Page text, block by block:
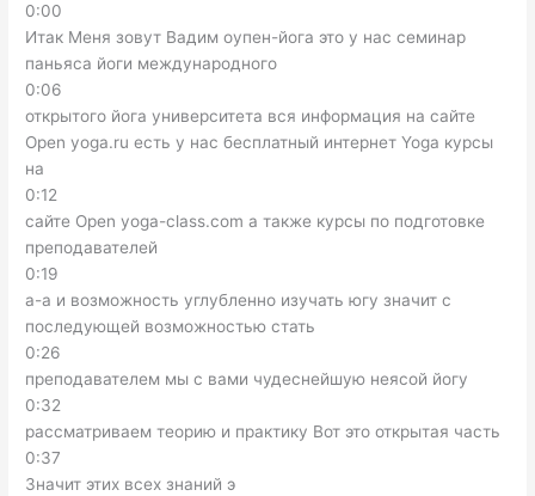
0:00
Итак Меня зовут Вадим оупен-йога это у нас семинар
паньяса йоги международного
0:06
открытого йога университета вся информация на сайте
Open yoga.ru есть у нас бесплатный интернет Yoga курсы
на
0:12
сайте Open yoga-class.com а также курсы по подготовке
преподавателей
0:19
а-а и возможность углубленно изучать югу значит с
последующей возможностью стать
0:26
преподавателем мы с вами чудеснейшую неясой йогу
0:32
рассматриваем теорию и практику Вот это открытая часть
0:37
Значит этих всех знаний э